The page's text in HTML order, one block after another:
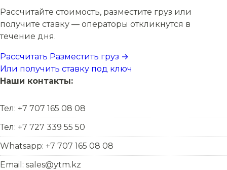
Рассчитайте стоимость, разместите груз или
получите ставку — операторы откликнутся в
течение дня.
Рассчитать Разместить груз →
Или получить ставку под ключ
Наши контакты:
Тел: +7 707 165 08 08
Тел: +7 727 339 55 50
Whatsapp: +7 707 165 08 08
Email: sales@ytm.kz